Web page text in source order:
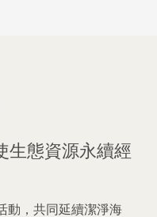
生態資源永續經
動，共同延續潔淨海